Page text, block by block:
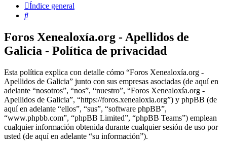
Índice general
Buscar
Foros Xenealoxía.org - Apellidos de
Galicia - Política de privacidad
Esta política explica con detalle cómo “Foros Xenealoxía.org -
Apellidos de Galicia” junto con sus empresas asociadas (de aquí en
adelante “nosotros”, “nos”, “nuestro”, “Foros Xenealoxía.org -
Apellidos de Galicia”, “https://foros.xenealoxia.org”) y phpBB (de
aquí en adelante “ellos”, “sus”, “software phpBB”,
“www.phpbb.com”, “phpBB Limited”, “phpBB Teams”) emplean
cualquier información obtenida durante cualquier sesión de uso por
usted (de aquí en adelante “su información”).